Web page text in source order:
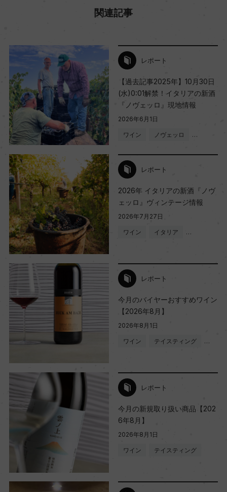
関連記事
レポート
【過去記事2025年】10月30日
(水)0:01解禁！イタリアの新酒
『ノヴェッロ』現地情報
2026年6月1日
ワイン ノヴェッロ …
レポート
2026年 イタリアの新酒『ノヴ
ェッロ』ヴィンテージ情報
2026年7月27日
ワイン イタリア …
レポート
今月のバイヤーおすすめワイン
【2026年8月】
2026年8月1日
ワイン テイスティング …
レポート
今月の新規取り扱い商品【202
6年8月】
2026年8月1日
ワイン テイスティング